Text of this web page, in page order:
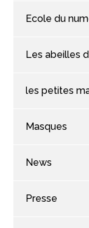
Ecole du
Les abeilles
les petites
Masques
News
Presse